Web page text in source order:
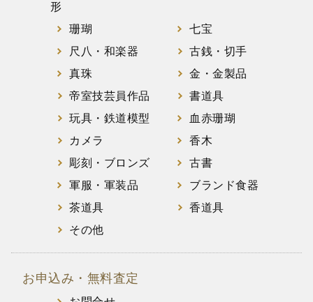
形
珊瑚
七宝
尺八・和楽器
古銭・切手
真珠
金・金製品
帝室技芸員作品
書道具
玩具・鉄道模型
血赤珊瑚
カメラ
香木
彫刻・ブロンズ
古書
軍服・軍装品
ブランド食器
茶道具
香道具
その他
お申込み・無料査定